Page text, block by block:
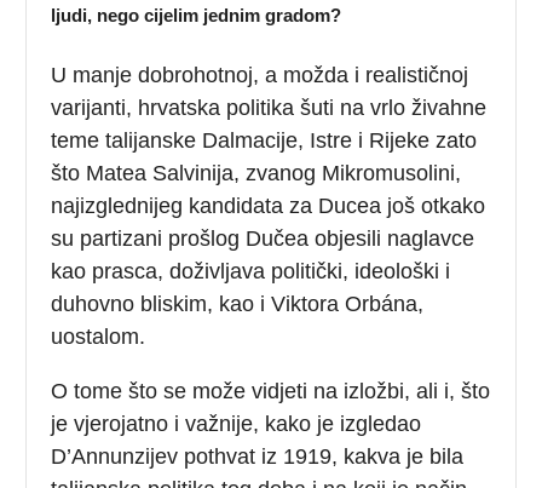
ljudi, nego cijelim jednim gradom?
U manje dobrohotnoj, a možda i realističnoj
varijanti, hrvatska politika šuti na vrlo živahne
teme talijanske Dalmacije, Istre i Rijeke zato
što Matea Salvinija, zvanog Mikromusolini,
najizglednijeg kandidata za Ducea još otkako
su partizani prošlog Dučea objesili naglavce
kao prasca, doživljava politički, ideološki i
duhovno bliskim, kao i Viktora Orbána,
uostalom.
O tome što se može vidjeti na izložbi, ali i, što
je vjerojatno i važnije, kako je izgledao
D’Annunzijev pothvat iz 1919, kakva je bila